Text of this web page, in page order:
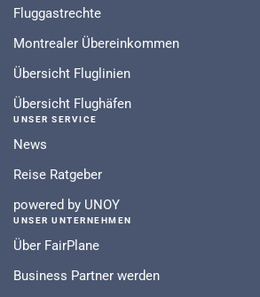
Fluggastrechte
Montrealer Übereinkommen
Übersicht Fluglinien
Übersicht Flughäfen
UNSER SERVICE
News
Reise Ratgeber
powered by UNOY
UNSER UNTERNEHMEN
Über FairPlane
Business Partner werden